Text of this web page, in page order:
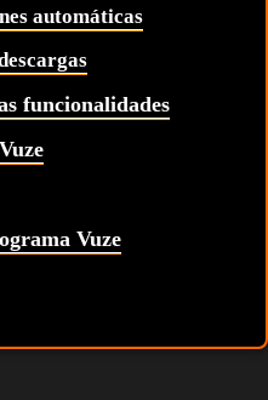
automáticas
funcionalidades
Vuze